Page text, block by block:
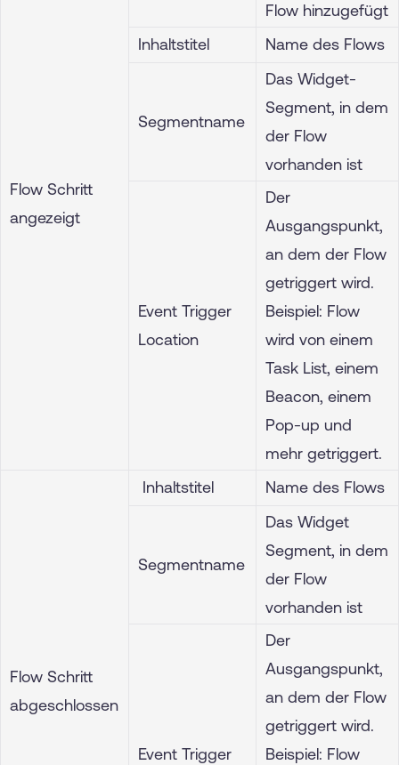
Flow Schritt
angezeigt
Flow hinzugefügt
Inhaltstitel
Name des Flows
Segmentname
Das Widget-
Segment, in dem
der Flow
vorhanden ist
Event Trigger
Location
Der
Ausgangspunkt,
an dem der Flow
getriggert wird.
Beispiel: Flow
wird von einem
Task List, einem
Beacon, einem
Pop-up und
mehr getriggert.
Flow Schritt
abgeschlossen
Inhaltstitel Name des Flows
Segmentname
Das Widget
Segment, in dem
der Flow
vorhanden ist
Event Trigger
Der
Ausgangspunkt,
an dem der Flow
getriggert wird.
Beispiel: Flow